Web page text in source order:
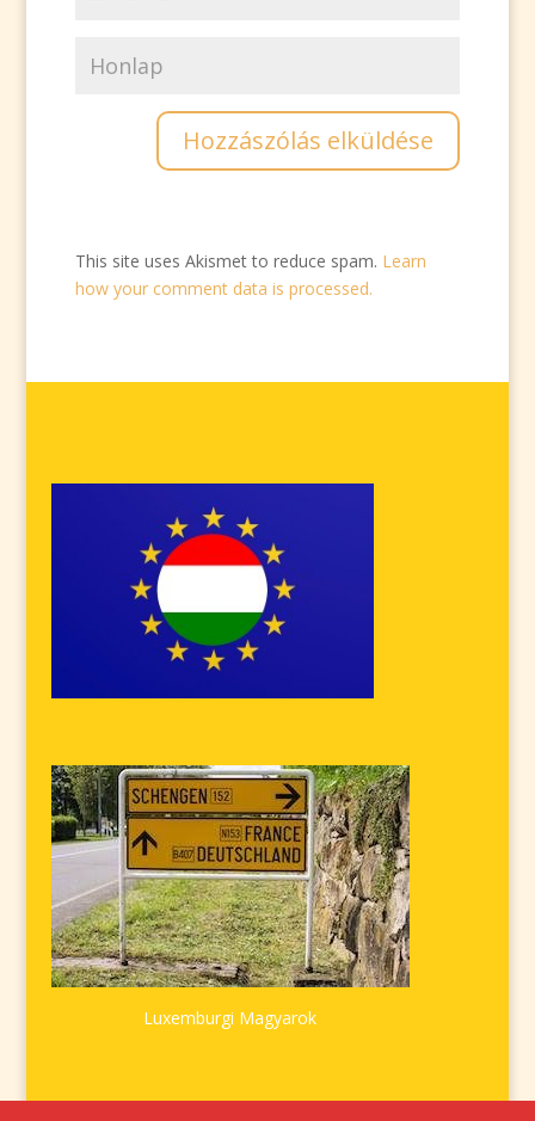
This site uses Akismet to reduce spam. Learn
how your comment data is processed.
Luxemburgi Magyarok